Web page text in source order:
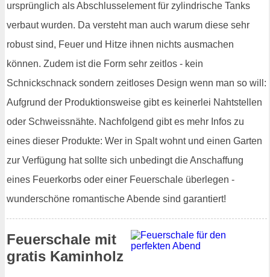
ursprünglich als Abschlusselement für zylindrische Tanks
verbaut wurden. Da versteht man auch warum diese sehr
robust sind, Feuer und Hitze ihnen nichts ausmachen
können. Zudem ist die Form sehr zeitlos - kein
Schnickschnack sondern zeitloses Design wenn man so will:
Aufgrund der Produktionsweise gibt es keinerlei Nahtstellen
oder Schweissnähte. Nachfolgend gibt es mehr Infos zu
eines dieser Produkte: Wer in Spalt wohnt und einen Garten
zur Verfügung hat sollte sich unbedingt die Anschaffung
eines Feuerkorbs oder einer Feuerschale überlegen -
wunderschöne romantische Abende sind garantiert!
Feuerschale mit
gratis Kaminholz